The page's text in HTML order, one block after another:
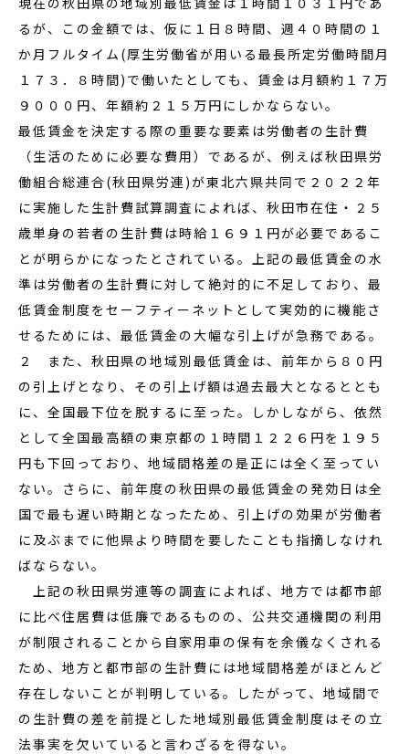
るが、この金額では、仮に１日８時間、週４０時間の１
か月フルタイム(厚生労働省が用いる最長所定労働時間月
１７３．８時間)で働いたとしても、賃金は月額約１７万
９０００円、年額約２１５万円にしかならない。
最低賃金を決定する際の重要な要素は労働者の生計費
（生活のために必要な費用）であるが、例えば秋田県労
働組合総連合(秋田県労連)が東北六県共同で２０２２年
に実施した生計費試算調査によれば、秋田市在住・２５
歳単身の若者の生計費は時給１６９１円が必要であるこ
とが明らかになったとされている。上記の最低賃金の水
準は労働者の生計費に対して絶対的に不足しており、最
低賃金制度をセーフティーネットとして実効的に機能さ
せるためには、最低賃金の大幅な引上げが急務である。
２ また、秋田県の地域別最低賃金は、前年から８０円
の引上げとなり、その引上げ額は過去最大となるととも
に、全国最下位を脱するに至った。しかしながら、依然
として全国最高額の東京都の１時間１２２６円を１９５
円も下回っており、地域間格差の是正には全く至ってい
ない。さらに、前年度の秋田県の最低賃金の発効日は全
国で最も遅い時期となったため、引上げの効果が労働者
に及ぶまでに他県より時間を要したことも指摘しなけれ
ばならない。
上記の秋田県労連等の調査によれば、地方では都市部
に比べ住居費は低廉であるものの、公共交通機関の利用
が制限されることから自家用車の保有を余儀なくされる
ため、地方と都市部の生計費には地域間格差がほとんど
存在しないことが判明している。したがって、地域間で
の生計費の差を前提とした地域別最低賃金制度はその立
法事実を欠いていると言わざるを得ない。